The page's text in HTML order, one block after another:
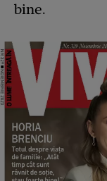
bine.